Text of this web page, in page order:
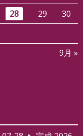
28 29
30
9月 »